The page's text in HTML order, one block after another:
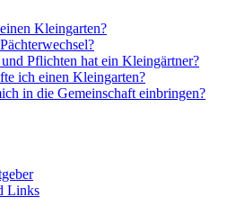
Kleingarten?
Pflichten hat ein Kleingärtner?
ich einen Kleingarten?
in die Gemeinschaft einbringen?
Links